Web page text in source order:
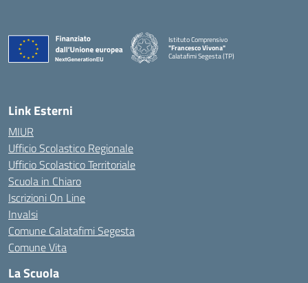
Istituto Comprensivo
"Francesco Vivona"
Calatafimi Segesta (TP)
— Visita la pagina iniziale della scuola
Link Esterni
MIUR
Ufficio Scolastico Regionale
Ufficio Scolastico Territoriale
Scuola in Chiaro
Iscrizioni On Line
Invalsi
Comune Calatafimi Segesta
Comune Vita
La Scuola